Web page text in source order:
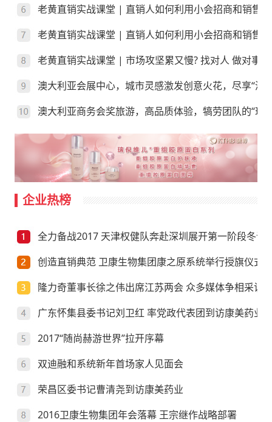
老黄直销实战课堂 | 直销人如何利用小会招商和销售
老黄直销实战课堂 | 直销人如何利用小会招商和销售
老黄直销实战课堂 | 市场攻坚累又慢? 找对人 做对事
澳大利亚会展中心，城市灵感激发创意火花，尽享“澳”
澳大利亚商务会奖旅游，高品质体验，犒劳团队的“玩”
企业热榜
全力备战2017 天津权健队奔赴深圳展开第一阶段冬训
创造直销典范 卫康生物集团康之原系统举行授旗仪式
隆力奇董事长徐之伟出席江苏两会 众多媒体争相采访
广东怀集县委书记刘卫红 率党政代表团到访康美药业
2017“随尚赫游世界”拉开序幕
双迪融和系统新年首场家人见面会
荣昌区委书记曹清尧到访康美药业
2016卫康生物集团年会落幕 王宗继作战略部署